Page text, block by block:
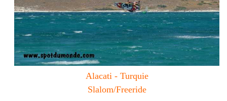
Alacati - Turquie
Slalom/Freeride